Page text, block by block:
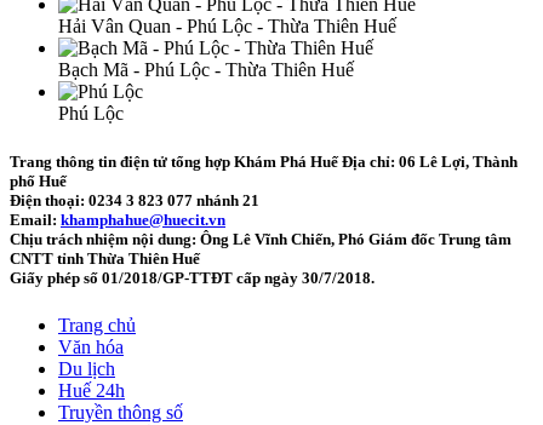
Hải Vân Quan - Phú Lộc - Thừa Thiên Huế
Bạch Mã - Phú Lộc - Thừa Thiên Huế
Phú Lộc
Trang thông tin điện tử tổng hợp Khám Phá Huế Địa chỉ: 06 Lê Lợi, Thành
phố Huế
Điện thoại: 0234 3 823 077 nhánh 21
Email: khamphahue@huecit.vn
Chịu trách nhiệm nội dung: Ông Lê Vĩnh Chiến, Phó Giám đốc Trung tâm
CNTT tỉnh Thừa Thiên Huế
Giấy phép số 01/2018/GP-TTĐT cấp ngày 30/7/2018.
Trang chủ
Văn hóa
Du lịch
Huế 24h
Truyền thông số